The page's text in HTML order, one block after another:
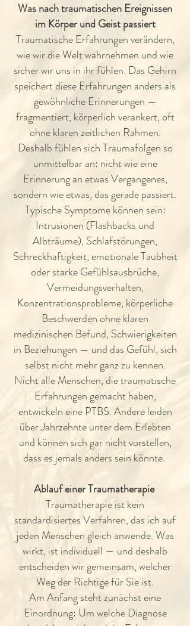
Was nach traumatischen Ereignissen
im Körper und Geist passiert
Traumatische Erfahrungen verändern,
wie wir die Welt wahrnehmen und wie
sicher wir uns in ihr fühlen. Das Gehirn
speichert diese Erfahrungen anders als
gewöhnliche Erinnerungen —
fragmentiert, körperlich verankert, oft
ohne klaren zeitlichen Rahmen.
Deshalb fühlen sich Traumafolgen so
unmittelbar an: nicht wie eine
Erinnerung an etwas Vergangenes,
sondern wie etwas, das gerade passiert.
Typische Symptome können sein:
Intrusionen (Flashbacks und
Albträume), Schlafstörungen,
Schreckhaftigkeit, emotionale Taubheit
oder starke Gefühlsausbrüche,
Vermeidungsverhalten,
Konzentrationsprobleme, körperliche
Beschwerden ohne klaren
medizinischen Befund, Schwierigkeiten
in Beziehungen — und das Gefühl, sich
selbst nicht mehr ganz zu kennen.
Nicht alle Menschen, die traumatische
Erfahrungen gemacht haben,
entwickeln eine PTBS. Andere leiden
über Jahrzehnte unter dem Erlebten
und können sich gar nicht vorstellen,
dass es jemals anders sein könnte.
Ablauf einer Traumatherapie
Traumatherapie ist kein
standardisiertes Verfahren, das ich auf
jeden Menschen gleich anwende. Was
wirkt, ist individuell — und deshalb
entscheiden wir gemeinsam, welcher
Weg der Richtige für Sie ist.
Am Anfang steht zunächst eine
Einordnung: Um welche Diagnose